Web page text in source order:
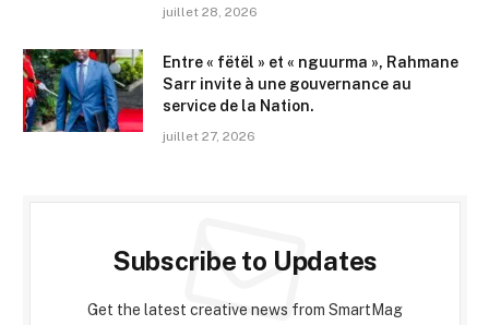
juillet 28, 2026
Entre « fëtël » et « nguurma », Rahmane
Sarr invite à une gouvernance au
service de la Nation.
juillet 27, 2026
Subscribe to Updates
Get the latest creative news from SmartMag